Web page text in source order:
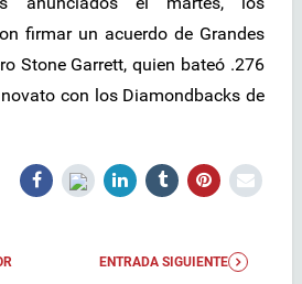
firmar un acuerdo de Grandes
Stone Garrett, quien bateó .276
con los Diamondbacks de
ENTRADA SIGUIENTE